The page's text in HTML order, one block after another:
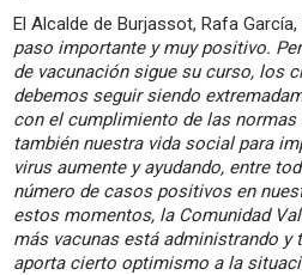
El Alcalde de Burjassot, Rafa
paso importante y muy positivo.
de vacunación sigue su curso, los
debemos seguir siendo
con el cumplimiento de las normas
también nuestra vida social para
virus aumente y ayudando, entre
número de casos positivos en
estos momentos, la Comunidad
más vacunas está administrando y
aporta cierto optimismo a la